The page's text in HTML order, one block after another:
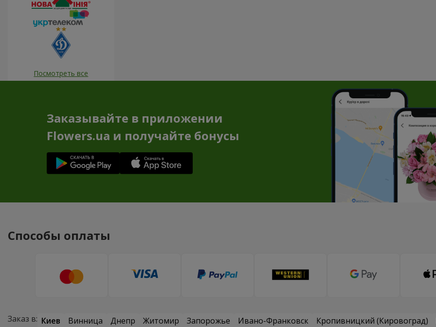
Посмотреть все
Заказывайте в приложении
Flowers.ua и получайте бонусы
Способы оплаты
Заказ в: Киев Винница Днепр Житомир Запорожье Ивано-Франковск Кропивницкий (Кировоград)